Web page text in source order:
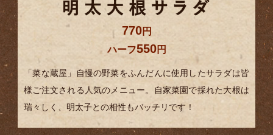
770円
ハーフ550円
「菜な蔵屋」自慢の野菜をふんだんに使用したサラダは皆
様ご注文される人気のメニュー。自家菜園で採れた大根は
瑞々しく、明太子との相性もバッチリです！